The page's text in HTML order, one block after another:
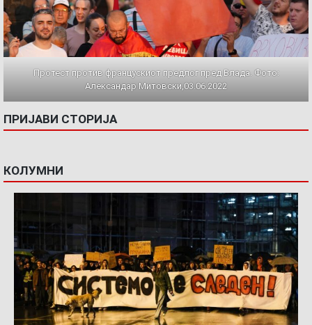
Протест против францускиот предлог пред Влада. Фото:
Александар Митовски,03.06.2022
ПРИЈАВИ СТОРИЈА
КОЛУМНИ